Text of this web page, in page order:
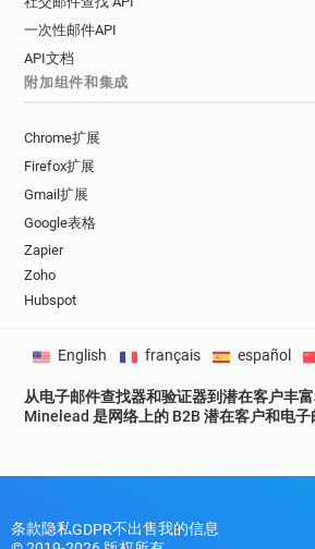
一次性邮件API
API文档
附加组件和集成
Chrome扩展
Firefox扩展
Gmail扩展
Google表格
Zapier
Zoho
Hubspot
从电子邮件查找器和验证器到潜在客户丰富
Minelead 是网络上的 B2B 潜在客户和电子
English français español
条款隐私GDPR不出售我的信息